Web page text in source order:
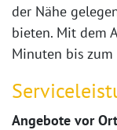
der Nähe
bieten. Mit dem
Minuten bis zum
Angebote vor